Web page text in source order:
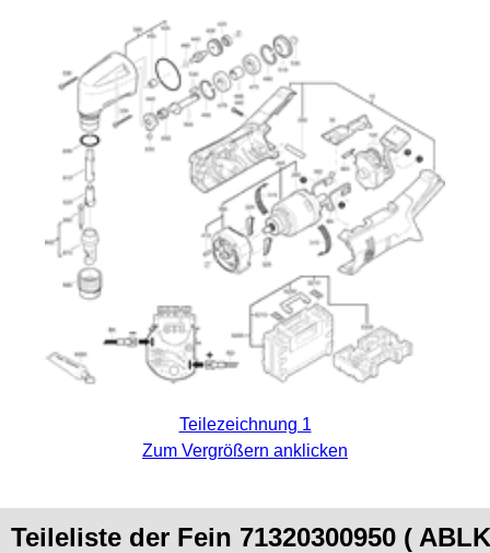
Teilezeichnung 1
Zum Vergrößern anklicken
Teileliste der Fein 71320300950 (